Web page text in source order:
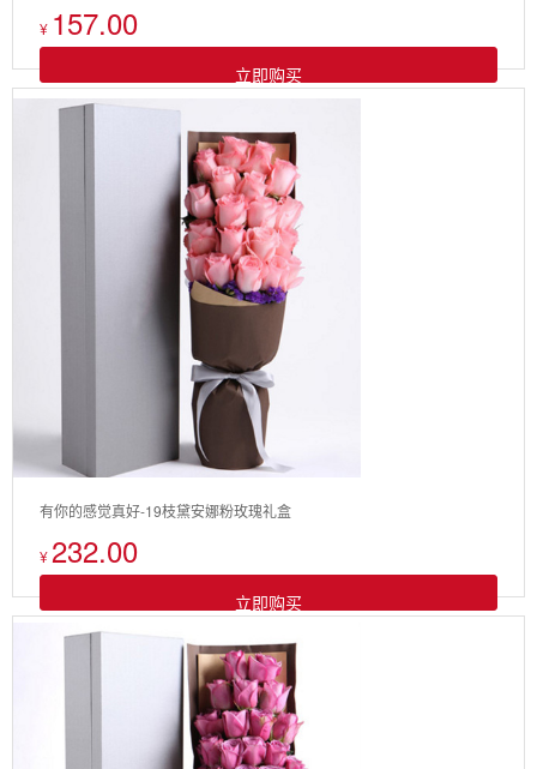
¥ 157.00
立即购买
有你的感觉真好-19枝黛安娜粉玫瑰礼盒
¥232.00
立即购买